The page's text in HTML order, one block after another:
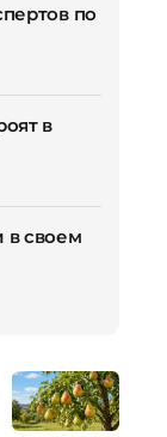
по
в
в своем